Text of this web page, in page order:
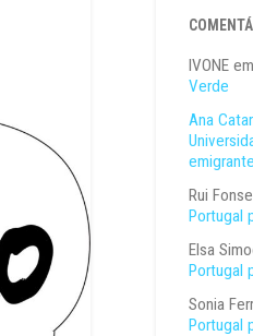
IVONE
Verde
Ana
Rui
Portugal
Elsa
Portugal
Sonia
Portugal